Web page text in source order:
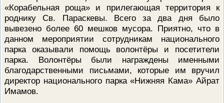
КОНТРОЛЬНЫХ
МЕРОПРИЯТИЙ
ИСЧЕРПЫВАЮЩИЙ
СВЕДЕНИЙ, КОТОРЫЕ МОГУТ
ЗАПРАШИВАТЬСЯ
(НАДЗОРНЫМ) ОРГАНОМ У
КОНТРОЛИРУЕМОГО ЛИЦА
«Корабельная роща» и прилегающая территория к
роднику Св. Параскевы. Всего за два дня было
вывезено более 60 мешков мусора. Приятно, что в
данном мероприятии сотрудникам национального
парка оказывали помощь волонтёры и посетители
парка. Волонтёры были награждены именными
благодарственными письмами, которые им вручил
директор национального парка «Нижняя Кама» Айрат
Имамов.